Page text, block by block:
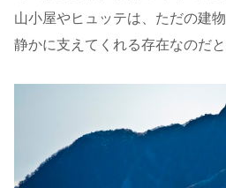
山小屋やヒュッテは、ただの建
静かに支えてくれる存在なのだと